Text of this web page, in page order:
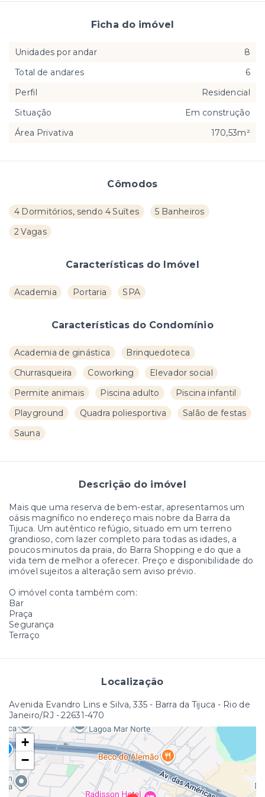
Cômodos
4 Dormitórios, sendo 4 Suítes
5 Banheiros
2 Vagas
Características do Imóvel
Academia Portaria SPA
Características do Condomínio
Academia de ginástica
Brinquedoteca
Churrasqueira
Coworking
Elevador social
Permite animais
Piscina adulto
Piscina infantil
Playground
Quadra poliesportiva
Salão de festas
Sauna
Descrição do imóvel
Mais que uma reserva de bem-estar, apresentamos um
oásis magnífico no endereço mais nobre da Barra da
Tijuca. Um autêntico refúgio, situado em um terreno
grandioso, com lazer completo para todas as idades, a
poucos minutos da praia, do Barra Shopping e do que a
vida tem de melhor a oferecer. Preço e disponibilidade do
imóvel sujeitos a alteração sem aviso prévio.
O imóvel conta também com:
Bar
Praça
Segurança
Terraço
Localização
Avenida Evandro Lins e Silva, 335 - Barra da Tijuca - Rio de
Janeiro/RJ - 22631-470
+
−
Ficha do imóvel
Unidades por andar
8
Total de andares
6
Perfil
Residencial
Situação
Em construção
Área Privativa
170,53m²